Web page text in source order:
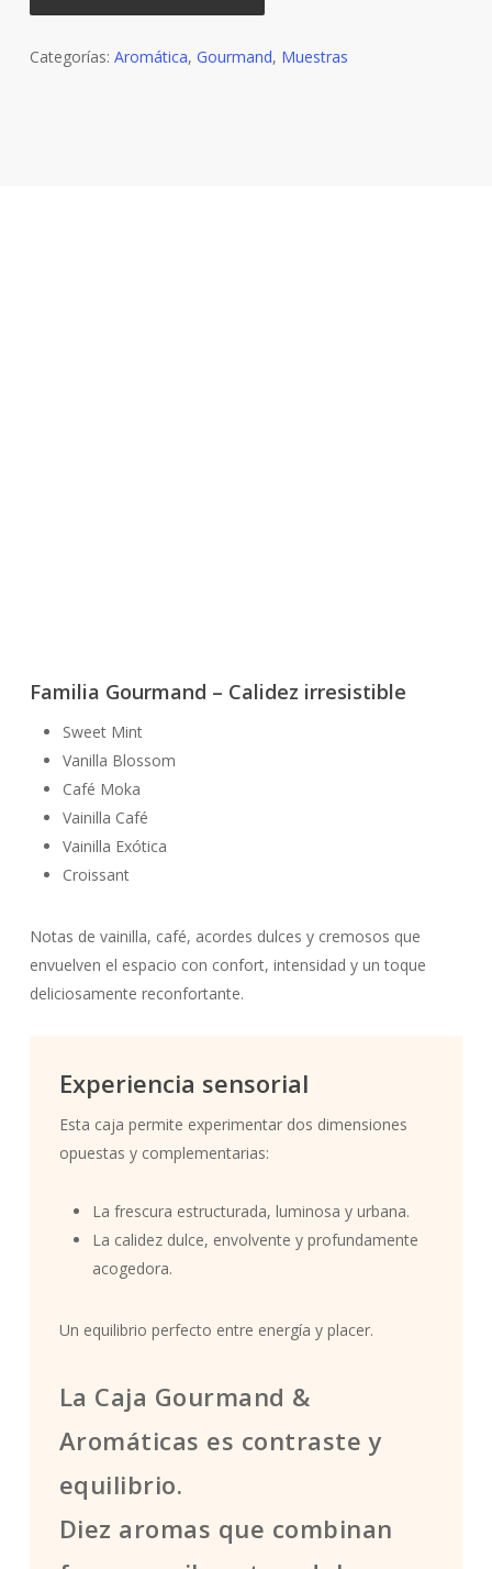
Categorías: Aromática, Gourmand, Muestras
quienes buscan una atmósfera limpia, moderna y con
Familia Gourmand – Calidez irresistible
Sweet Mint
Vanilla Blossom
Café Moka
Vainilla Café
Vainilla Exótica
Croissant
Notas de vainilla, café, acordes dulces y cremosos que
envuelven el espacio con confort, intensidad y un toque
deliciosamente reconfortante.
Experiencia sensorial
Esta caja permite experimentar dos dimensiones
opuestas y complementarias:
La frescura estructurada, luminosa y urbana.
La calidez dulce, envolvente y profundamente
acogedora.
Un equilibrio perfecto entre energía y placer.
La Caja Gourmand &
Aromáticas es contraste y
equilibrio.
Diez aromas que combinan